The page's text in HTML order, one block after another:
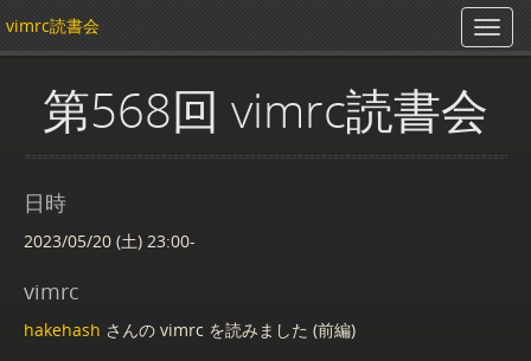
vimrc読書会
第568回 vimrc読書会
日時
2023/05/20 (土) 23:00-
vimrc
hakehash さんの vimrc を読みました (前編)